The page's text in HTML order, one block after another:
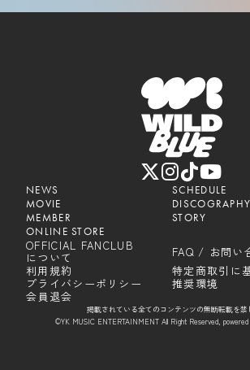
NEWS
SCHEDULE
MOVIE
DISCOGRAPHY
MEMBER
STORY
ONLINE STORE
OFFICIAL FANCLUB
について
FAQ / お問い
利用規約
特定商取引に
プライバシーポリシー
推奨環境
会員退会
掲載されている全てのコンテンツの無断転載を禁
©YK MUSIC ENTERTAINMENT All Right Reserved, powered